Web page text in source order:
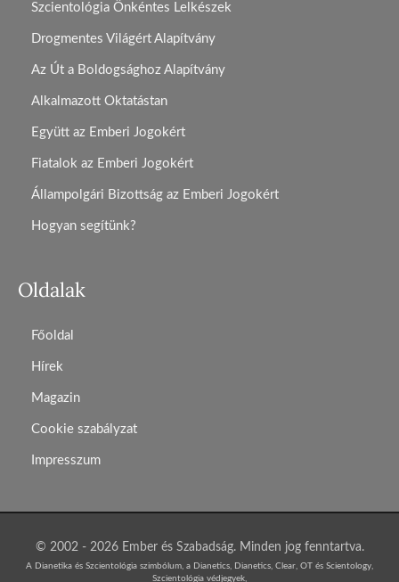
Szcientológia Önkéntes Lelkészek
Drogmentes Világért Alapítvány
Az Út a Boldogsághoz Alapítvány
Alkalmazott Oktatástan
Együtt az Emberi Jogokért
Fiatalok az Emberi Jogokért
Állampolgári Bizottság az Emberi Jogokért
Hogyan segítünk?
Oldalak
Főoldal
Hírek
Magazin
Cookie szabályzat
Impresszum
© 2002 - 2026 Ember és Szabadság. Minden jog fenntartva.
A Dianetika és Szcientológia szimbólum, a Dianetics, Dianetics, Clear, OT és Scientology,
Szcientológia védjegyek,